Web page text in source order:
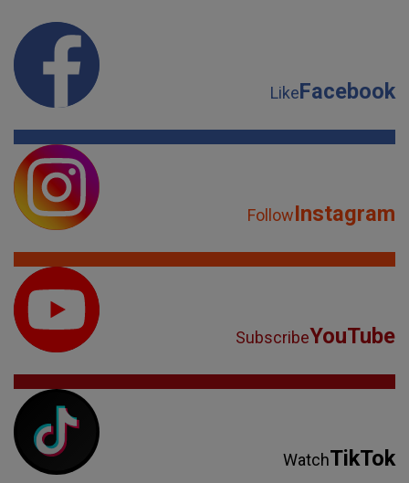
LikeFacebook
FollowInstagram
SubscribeYouTube
WatchTikTok